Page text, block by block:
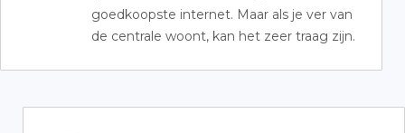
goedkoopste internet. Maar als je ver van
de centrale woont, kan het zeer traag zijn.